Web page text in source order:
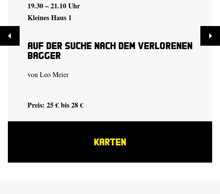
19.30 – 21.10 Uhr
Kleines Haus 1
auf der suche nach dem verlorenen
bagger
von Leo Meier
Preis: 25 € bis 28 €
KARTEN